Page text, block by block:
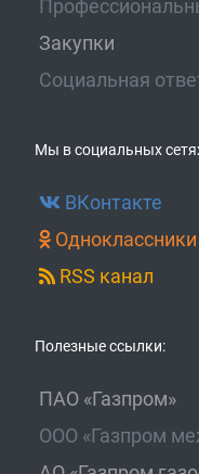
Закупки
Социальная
Мы в социальных
ВКонтакте
Одноклассники
RSS канал
Полезные ссылки:
ПАО «Газпром»
ООО «Газпром